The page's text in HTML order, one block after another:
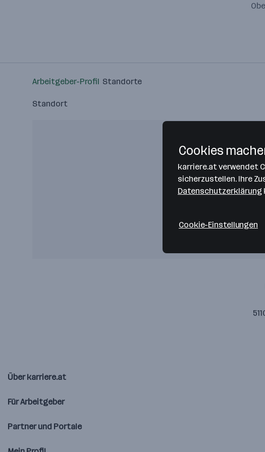
Arbeitgeber-Profil Standorte
Standort
Über karriere.at
Für Arbeitgeber
Partner und Portale
Cookies
karriere.at verwendet
sicherzustellen. Ihre
Datenschutzerklärung
Cookie-Einstellungen